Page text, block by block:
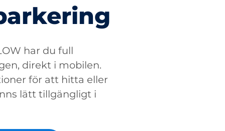
har du full
direkt i mobilen.
för att hitta eller
lätt tillgängligt i